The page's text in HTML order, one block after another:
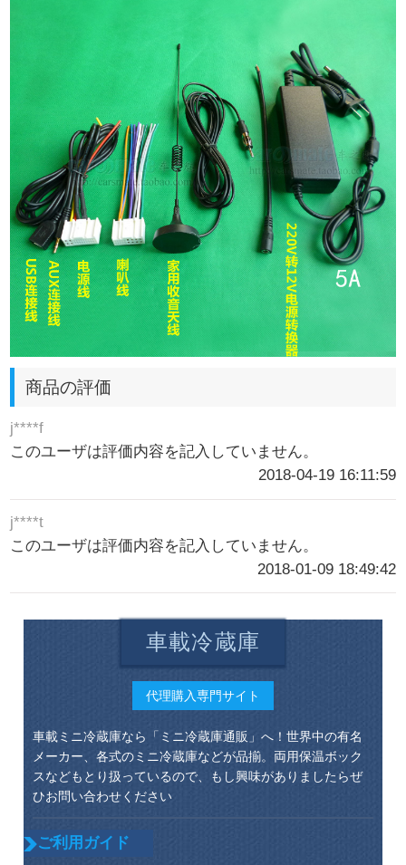
商品の評価
j****f
このユーザは評価内容を記入していません。
2018-04-19 16:11:59
j****t
このユーザは評価内容を記入していません。
2018-01-09 18:49:42
車載冷蔵庫
代理購入専門サイト
車載ミニ冷蔵庫なら「ミニ冷蔵庫通販」へ！世界中の有名
メーカー、各式のミニ冷蔵庫などが品揃。両用保温ボック
スなどもとり扱っているので、もし興味がありましたらぜ
ひお問い合わせください
ご利用ガイド